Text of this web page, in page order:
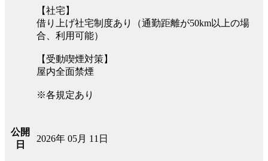
【社宅】
借り上げ社宅制度あり（通勤距離が50km以上の場
合、利用可能）
【受動喫煙対策】
屋内全面禁煙
※各規定あり
公開
日
2026年 05月 11日